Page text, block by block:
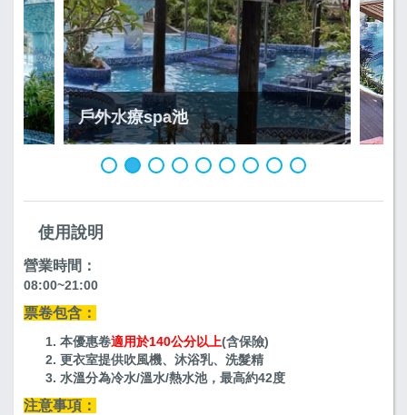
戶外水療spa池
使用說明
營業時間：
08:00~21:00
票卷包含：
本優惠卷適用於140公分以上(含保險)
更衣室提供吹風機、沐浴乳、洗髮精
水溫分為冷水/溫水/熱水池，最高約42度
注意事項：